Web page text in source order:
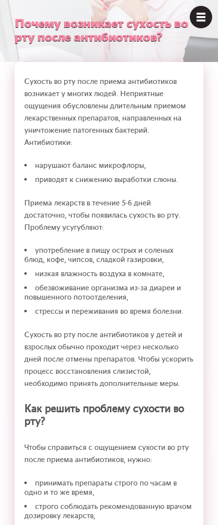
Почему возникает сухость во
рту после антибиотиков?
Сухость во рту после приема антибиотиков
возникает у многих людей. Неприятные
ощущения обусловлены длительным приемом
лекарственных препаратов, направленных на
уничтожение патогенных бактерий.
Антибиотики:
нарушают баланс микрофлоры,
приводят к снижению выработки слюны.
Приема лекарств в течение 5-6 дней
достаточно, чтобы появилась сухость во рту.
Проблему усугубляют:
употребление в пищу острых и соленых
блюд, кофе, чипсов, сладкой газировки,
низкая влажность воздуха в комнате,
обезвоживание организма из-за диареи и
повышенного потоотделения,
стрессы и переживания во время болезни.
Сухость во рту после антибиотиков у детей и
взрослых обычно проходит через несколько
дней после отмены препаратов. Чтобы ускорить
процесс восстановления слизистой,
необходимо принять дополнительные меры.
Как решить проблему сухости во
рту?
Чтобы справиться с ощущением сухости во рту
после приема антибиотиков, нужно:
принимать препараты строго по часам в
одно и то же время,
строго соблюдать рекомендованную врачом
дозировку лекарств,